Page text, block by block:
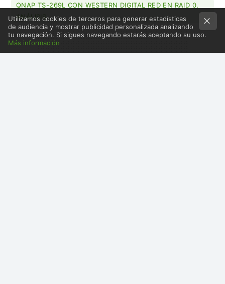
QNAP TS-269L CON WESTERN DIGITAL RED EN RAID 0,
ANÁLISIS
Utilizamos cookies de terceros para generar estadísticas
de audiencia y mostrar publicidad personalizada analizando
tu navegación. Si sigues navegando estarás aceptando su uso.
Más información